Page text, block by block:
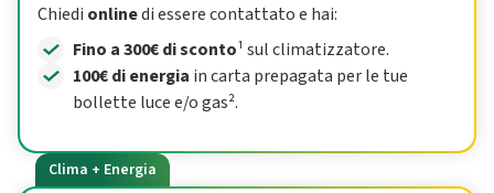
Chiedi onlinedi essere contattato e hai:
Fino a 300€ di sconto¹ sul climatizzatore.
100€ di energia in carta prepagata per le tue
bollette luce e/o gas².
Clima + Energia